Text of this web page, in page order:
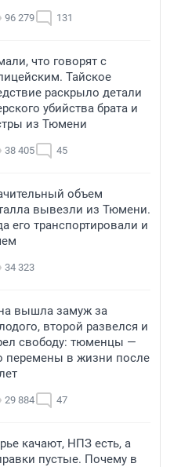
96 279 131
что говорят с
Тайское
раскрыло детали
убийства брата и
из Тюмени
38 405 45
объем
вывезли из Тюмени.
его транспортировали и
34 323
вышла замуж за
второй развелся и
свободу: тюменцы —
перемены в жизни после
29 884 47
качают, НПЗ есть, а
пустые. Почему в